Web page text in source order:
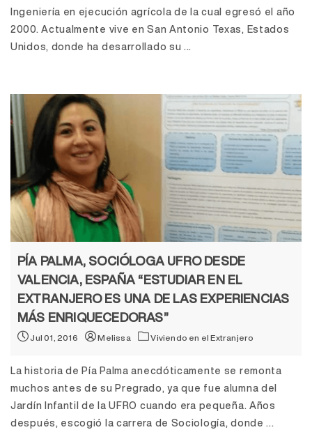
Ingeniería en ejecución agrícola de la cual egresó el año
2000. Actualmente vive en San Antonio Texas, Estados
Unidos, donde ha desarrollado su ...
PÍA PALMA, SOCIÓLOGA UFRO DESDE
VALENCIA, ESPAÑA “ESTUDIAR EN EL
EXTRANJERO ES UNA DE LAS EXPERIENCIAS
MÁS ENRIQUECEDORAS”
Jul 01, 2016 Melissa Viviendo en el Extranjero
La historia de Pía Palma anecdóticamente se remonta
muchos antes de su Pregrado, ya que fue alumna del
Jardín Infantil de la UFRO cuando era pequeña. Años
después, escogió la carrera de Sociología, donde ...